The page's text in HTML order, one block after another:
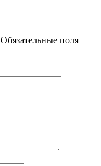
Обязательные поля